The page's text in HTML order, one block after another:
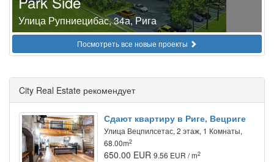
Улица Рупниецибас, 34а, Рига
Посмотреть все новые проекты
City Real Estate рекомендует
Сдают квартиру в Риге, Вецриге
Улица Вецпилсетас, 2 этаж, 1 Комнаты,
68.00m2
650.00 EUR 9.56 EUR / m2